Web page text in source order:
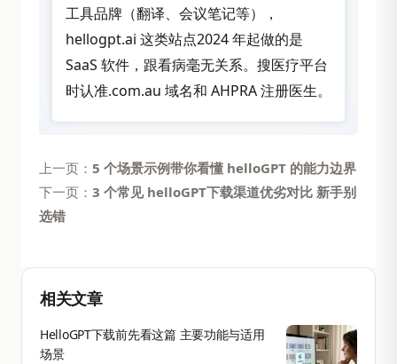
工具品牌（翻译、会议笔记等），
hellogpt.ai 这类站点2024 年起做的是
SaaS 软件，跟看病毫无关系。搜医疗平台
时认准.com.au 域名和 AHPRA 注册医生。
上一页： 5 个场景示例带你看懂 helloGPT 的能力边界
下一页： 3 个常见 helloGPT下载渠道优劣对比 新手别
选错
相关文章
HelloGPT下载前先看这篇 主要功能与适用
场景